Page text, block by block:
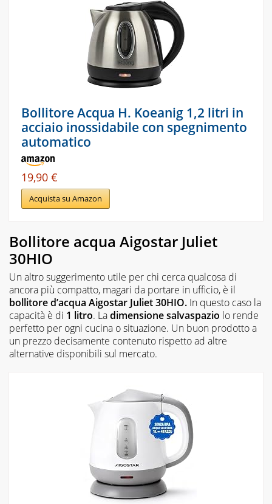
Bollitore Acqua H. Koeanig 1,2 litri in
acciaio inossidabile con spegnimento
automatico
19,90 €
Acquista su Amazon
Bollitore acqua Aigostar Juliet
30HIO
Un altro suggerimento utile per chi cerca qualcosa di
ancora più compatto, magari da portare in ufficio, è il
bollitore d’acqua Aigostar Juliet 30HIO. In questo caso la
capacità è di 1 litro. Ladimensione salvaspazio lo rende
perfetto per ogni cucina o situazione. Un buon prodotto a
un prezzo decisamente contenuto rispetto ad altre
alternative disponibili sul mercato.